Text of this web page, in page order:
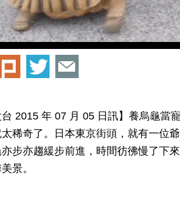
台 2015 年 07 月 05 日訊】養烏龜當
稀奇了。日本東京街頭，就有一位
步亦趨緩步前進，時間彷彿慢了下
景。